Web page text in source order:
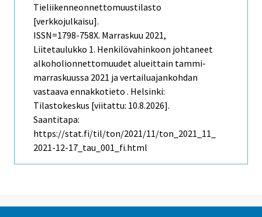
Tieliikenneonnettomuustilasto
[verkkojulkaisu].
ISSN=1798-758X. Marraskuu 2021,
Liitetaulukko 1. Henkilövahinkoon johtaneet
alkoholionnettomuudet alueittain tammi-
marraskuussa 2021 ja vertailuajankohdan
vastaava ennakkotieto . Helsinki:
Tilastokeskus [viitattu: 10.8.2026].
Saantitapa:
https://stat.fi/til/ton/2021/11/ton_2021_11_
2021-12-17_tau_001_fi.html